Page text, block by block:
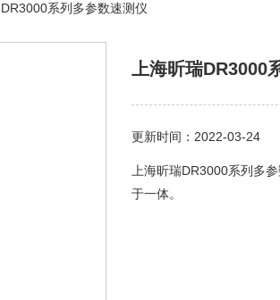
DR3000系列多参数速测仪
上海昕瑞DR3000
更新时间：2022-03-24
上海昕瑞DR3000系列多
于一体。